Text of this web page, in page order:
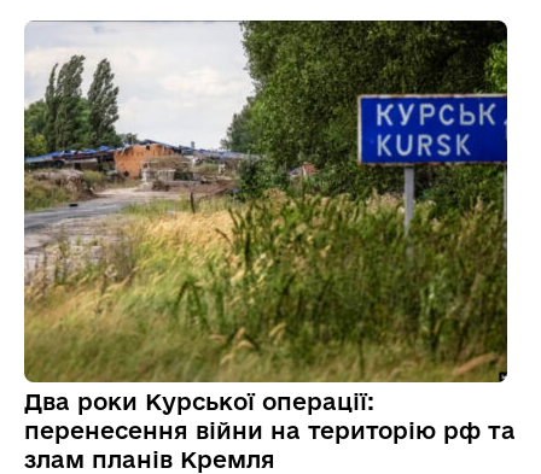
Два роки Курської операції:
перенесення війни на територію рф та
злам планів Кремля